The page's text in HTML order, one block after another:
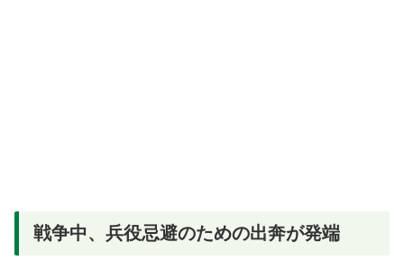
戦争中、兵役忌避のための出奔が発端